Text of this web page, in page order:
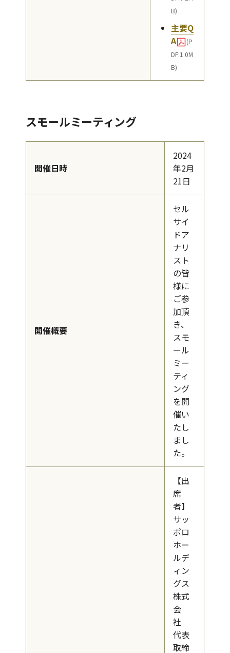
B)
主要Q
A
(P
DF:1.0M
B)
スモールミーティング
開催日時
2024
年2月
21日
開催概要
セル
サイ
ドア
ナリ
スト
の皆
様に
ご参
加頂
き、
スモ
ール
ミー
ティ
ング
を開
催い
たし
まし
た。
【出
席
者】
サッ
ポロ
ホー
ルデ
ィン
グス
株式
会
社
代表
取締